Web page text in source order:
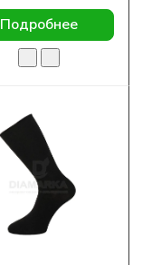
Подробнее